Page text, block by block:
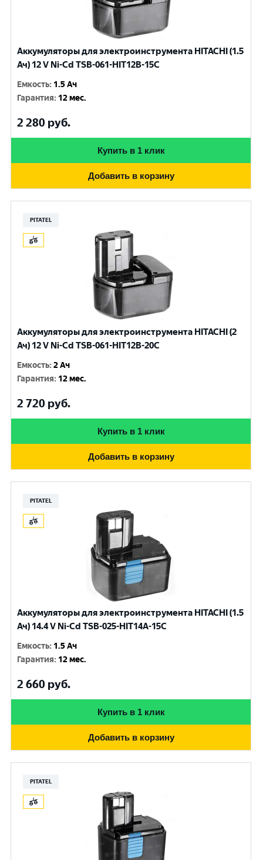
Аккумуляторы для электроинструмента HITACHI (1.5
Ач) 12 V Ni-Cd TSB-061-HIT12B-15C
Емкость: 1.5 Ач
Гарантия: 12 мес.
2 280 руб.
Купить в 1 клик
Добавить в корзину
PITATEL
Аккумуляторы для электроинструмента HITACHI (2
Ач) 12 V Ni-Cd TSB-061-HIT12B-20C
Емкость:2 Ач
Гарантия: 12 мес.
2 720 руб.
Купить в 1 клик
Добавить в корзину
PITATEL
Аккумуляторы для электроинструмента HITACHI (1.5
Ач) 14.4 V Ni-Cd TSB-025-HIT14A-15C
Емкость: 1.5 Ач
Гарантия: 12 мес.
2 660 руб.
Купить в 1 клик
Добавить в корзину
PITATEL